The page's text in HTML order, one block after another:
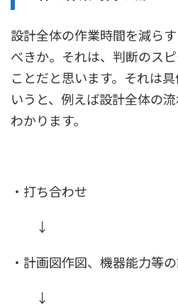
設計全体の作業時間を減ら
べきか。 それは、判断のス
ことだと思います。 それは
いうと、例えば設計全体の
わかります。
・打ち合わせ
↓
・計画図作図、機器能力等
↓